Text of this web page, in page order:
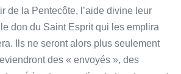
de la Pentecôte, l’aide divine leur
don du Saint Esprit qui les emplira
Ils ne seront alors plus seulement
des « envoyés », des